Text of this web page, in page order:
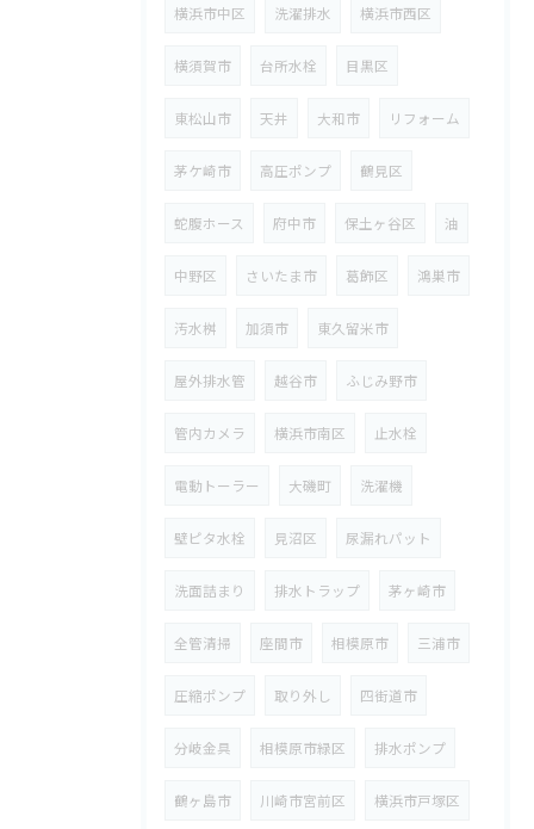
横浜市中区 洗濯排水 横浜市西区
横須賀市 台所水栓 目黒区
東松山市 天井 大和市 リフォーム
茅ケ崎市 高圧ポンプ 鶴見区
蛇腹ホース 府中市 保土ヶ谷区 油
中野区 さいたま市 葛飾区 鴻巣市
汚水桝 加須市 東久留米市
屋外排水管 越谷市 ふじみ野市
管内カメラ 横浜市南区 止水栓
電動トーラー 大磯町 洗濯機
壁ピタ水栓 見沼区 尿漏れパット
洗面詰まり 排水トラップ 茅ヶ崎市
全管清掃 座間市 相模原市 三浦市
圧縮ポンプ 取り外し 四街道市
分岐金具 相模原市緑区 排水ポンプ
鶴ヶ島市 川崎市宮前区 横浜市戸塚区